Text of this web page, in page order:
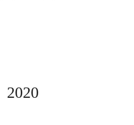
2020